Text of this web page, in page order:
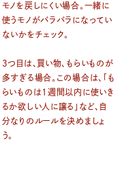
モノを戻しにくい場合。一緒に
使うモノがバラバラになってい
ないかをチェック。
3つ目は、買い物、もらいものが
多すぎる場合。この場合は、「も
らいものは1週間以内に使いき
るか欲しい人に譲る」など、自
分なりのルールを決めましょ
う。